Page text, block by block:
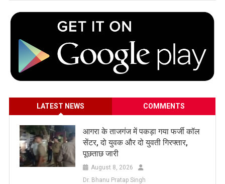
LATEST NEWS COMMENTS
आगरा के ताजगंज में पकड़ा गया फर्जी कॉल
सेंटर, दो युवक और दो युवती गिरफ्तार,
पूछताछ जारी
August 8, 2026
Dr. Bhanu Pratap Singh